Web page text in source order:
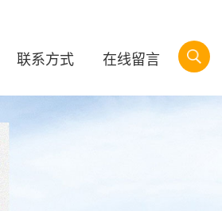
联系方式 在线留言